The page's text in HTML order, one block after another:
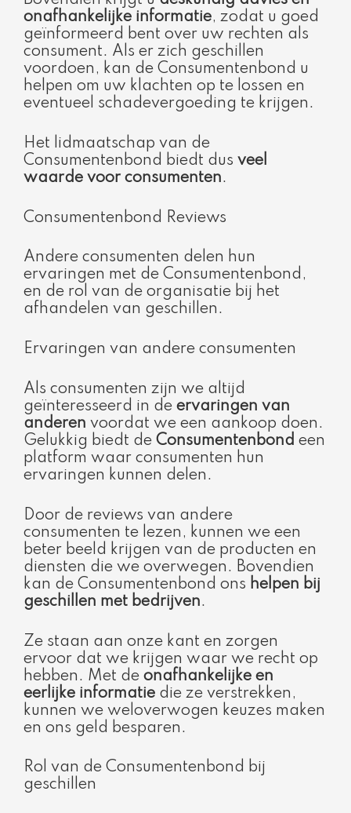
onafhankelijke informatie, zodat u goed
geïnformeerd bent over uw rechten als
consument. Als er zich geschillen
voordoen, kan de Consumentenbond u
helpen om uw klachten op te lossen en
eventueel schadevergoeding te krijgen.
Het lidmaatschap van de
Consumentenbond biedt dus veel
waarde voor consumenten.
Consumentenbond Reviews
Andere consumenten delen hun
ervaringen met de Consumentenbond,
en de rol van de organisatie bij het
afhandelen van geschillen.
Ervaringen van andere consumenten
Als consumenten zijn we altijd
geïnteresseerd in de ervaringen van
anderen voordat we een aankoop doen.
Gelukkig biedt de Consumentenbond een
platform waar consumenten hun
ervaringen kunnen delen.
Door de reviews van andere
consumenten te lezen, kunnen we een
beter beeld krijgen van de producten en
diensten die we overwegen. Bovendien
kan de Consumentenbond ons helpen bij
geschillen met bedrijven.
Ze staan ​​aan onze kant en zorgen
ervoor dat we krijgen waar we recht op
hebben. Met de onafhankelijke en
eerlijke informatie die ze verstrekken,
kunnen we weloverwogen keuzes maken
en ons geld besparen.
Rol van de Consumentenbond bij
geschillen